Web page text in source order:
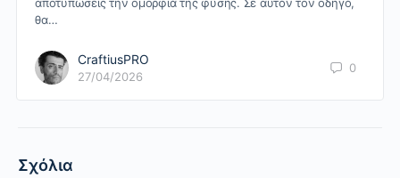
αποτυπώσεις την ομορφιά της φύσης. Σε αυτόν τον οδηγό,
θα…
CraftiusPRO
27/04/2026
0
Σχόλια